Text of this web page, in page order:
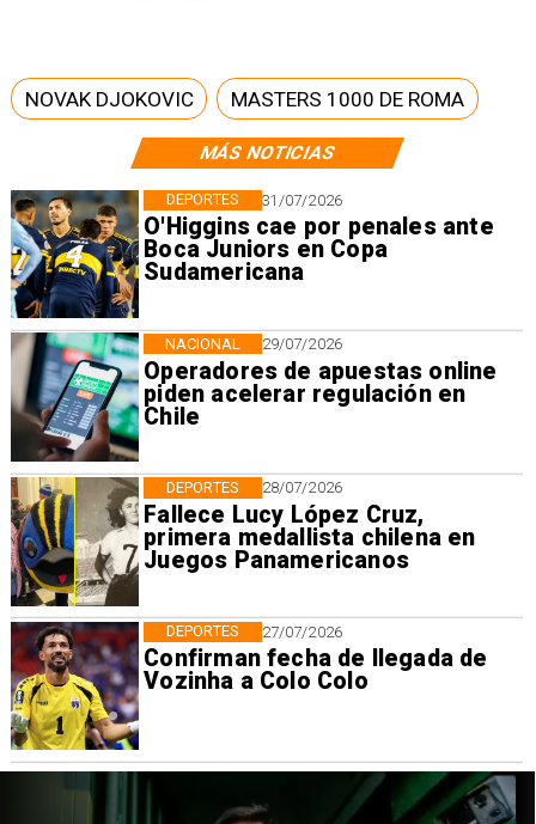
MÁS NOTICIAS
31/07/2026
O'Higgins cae por penales ante
Boca Juniors en Copa
Sudamericana
DEPORTES
29/07/2026
Operadores de apuestas online
piden acelerar regulación en
Chile
NACIONAL
28/07/2026
Fallece Lucy López Cruz,
primera medallista chilena en
Juegos Panamericanos
DEPORTES
27/07/2026
Confirman fecha de llegada de
Vozinha a Colo Colo
DEPORTES
NOVAK DJOKOVIC MASTERS 1000 DE ROMA